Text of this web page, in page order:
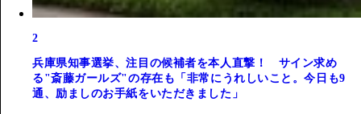
2
兵庫県知事選挙、注目の候補者を本人直撃！ サイン求め
る"斎藤ガールズ"の存在も「非常にうれしいこと。今日も9
通、励ましのお手紙をいただきました」